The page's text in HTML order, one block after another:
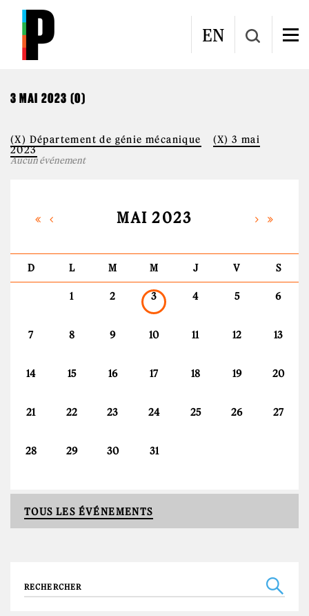
Aller au contenu principal
EN
CALENDRIER
3 MAI 2023 (0)
(X) Département de génie mécanique
(X) 3 mai
2023
Aucun événement
MAI 2023
D L M M J V S
1 2 3 4 5 6
7 8 9 10 11 12 13
14 15 16 17 18 19 20
21 22 23 24 25 26 27
28 29 30 31
TOUS LES ÉVÉNEMENTS
Recherche